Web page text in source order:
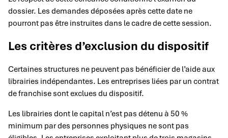
dossier. Les demandes déposées après cette date ne
pourront pas être instruites dans le cadre de cette session.
Les critères d’exclusion du dispositif
Certaines structures ne peuvent pas bénéficier de l’aide aux
librairies indépendantes. Les entreprises liées par un contrat
de franchise sont exclues du dispositif.
Les librairies dont le capital n’est pas détenu à 50 %
minimum par des personnes physiques ne sont pas